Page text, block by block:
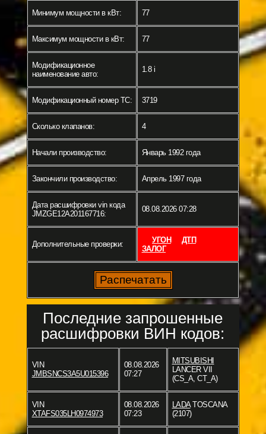
Минимум мощности в кВт: 77
Максимум мощности в кВт: 77
Модификационное
наименование авто:
1.8 i
Модификационный номер ТС: 3719
Сколько клапанов: 4
Начали производство: Январь 1992 года
Закончили производство: Апрель 1997 года
Дата расшифровки vin кода
JMZGE12A201167716:
08.08.2026 07:28
Дополнительные проверки: УГОН
ДТП
ЗАЛОГ
Последние запрошенные
расшифровки ВИН кодов:
VIN
JMBSNCS3A5U015396
08.08.2026
07:27
MITSUBISHI
LANCER VII
(CS_A, CT_A)
VIN
XTAFS035LH0974973
08.08.2026
07:23
LADATOSCANA
(2107)